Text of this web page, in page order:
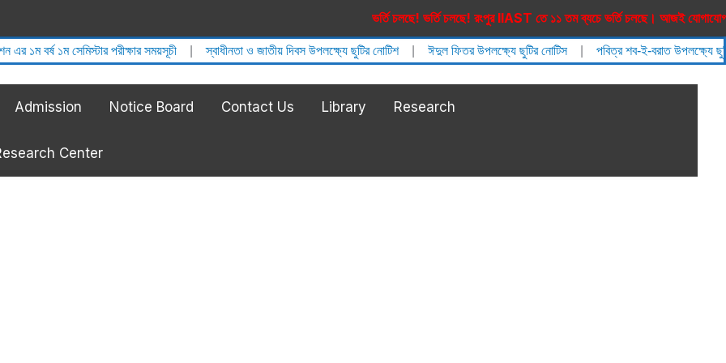
১ম বর্ষ ১ম সেমিস্টার পরীক্ষার সময়সূচী স্বাধীনতা ও জাতীয় দিবস উপলক্ষ্যে ছুটির নোটিশ ঈদুল ফিতর উপলক্ষ্যে ছুটির নোটিস পবিত্র শব-ই-বরাত উপলক্ষ্যে
Admission Notice Board Contact Us Library Research
Center
ভর্তি চলছে! ভর্তি চলছে! রংপুর IIAST তে ১১ তম ব্যচে ভর্তি চলছে। আজই যোগাযোগ